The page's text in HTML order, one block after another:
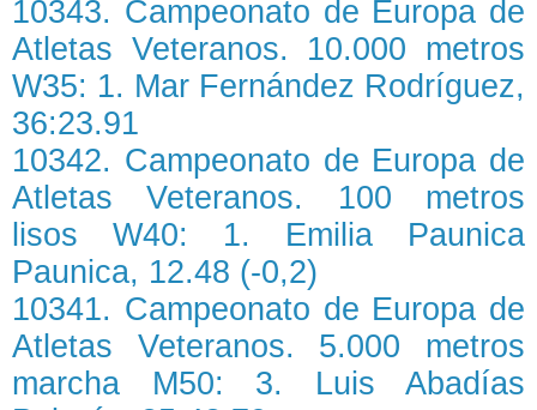
10343. Campeonato de Europa de
Atletas Veteranos. 10.000 metros
W35: 1. Mar Fernández Rodríguez,
36:23.91
10342. Campeonato de Europa de
Atletas Veteranos. 100 metros
lisos W40: 1. Emilia Paunica
Paunica, 12.48 (-0,2)
10341. Campeonato de Europa de
Atletas Veteranos. 5.000 metros
marcha M50: 3. Luis Abadías